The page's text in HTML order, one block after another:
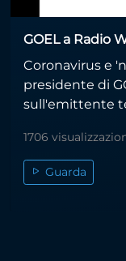
GOEL a Radio
Coronavirus e
presidente di
sull'emittente
1706
Guarda